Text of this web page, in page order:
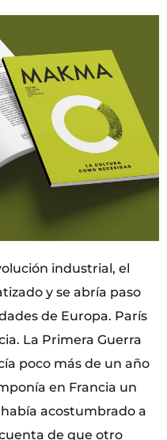
industrial, el
y se abría paso
de Europa. París
La Primera Guerra
poco más de un año
en Francia un
acostumbrado a
de que otro